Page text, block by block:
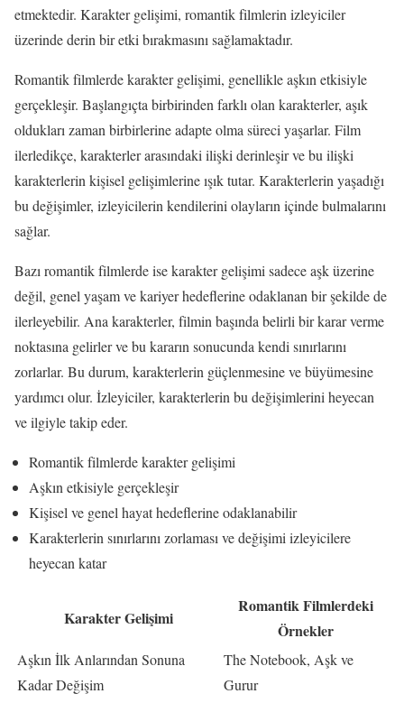
etmektedir. Karakter gelişimi, romantik filmlerin izleyiciler
üzerinde derin bir etki bırakmasını sağlamaktadır.
Romantik filmlerde karakter gelişimi, genellikle aşkın etkisiyle
gerçekleşir. Başlangıçta birbirinden farklı olan karakterler, aşık
oldukları zaman birbirlerine adapte olma süreci yaşarlar. Film
ilerledikçe, karakterler arasındaki ilişki derinleşir ve bu ilişki
karakterlerin kişisel gelişimlerine ışık tutar. Karakterlerin yaşadığı
bu değişimler, izleyicilerin kendilerini olayların içinde bulmalarını
sağlar.
Bazı romantik filmlerde ise karakter gelişimi sadece aşk üzerine
değil, genel yaşam ve kariyer hedeflerine odaklanan bir şekilde de
ilerleyebilir. Ana karakterler, filmin başında belirli bir karar verme
noktasına gelirler ve bu kararın sonucunda kendi sınırlarını
zorlarlar. Bu durum, karakterlerin güçlenmesine ve büyümesine
yardımcı olur. İzleyiciler, karakterlerin bu değişimlerini heyecan
ve ilgiyle takip eder.
Romantik filmlerde karakter gelişimi
Aşkın etkisiyle gerçekleşir
Kişisel ve genel hayat hedeflerine odaklanabilir
Karakterlerin sınırlarını zorlaması ve değişimi izleyicilere
heyecan katar
Karakter Gelişimi
Romantik Filmlerdeki
Örnekler
Aşkın İlk Anlarından Sonuna
Kadar Değişim
The Notebook, Aşk ve
Gurur